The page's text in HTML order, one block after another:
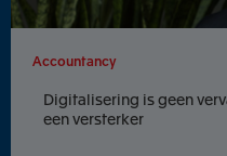
Accountancy
Digitalisering is geen
een versterker